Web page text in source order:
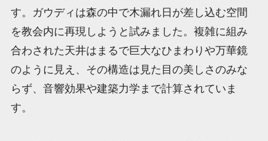
す。ガウディは森の中で木漏れ日が差し込む空間
を教会内に再現しようと試みました。複雑に組み
合わされた天井はまるで巨大なひまわりや万華鏡
のように見え、その構造は見た目の美しさのみな
らず、音響効果や建築力学まで計算されていま
す。